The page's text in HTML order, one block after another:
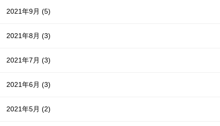
2021年9月(5)
2021年8月(3)
2021年7月(3)
2021年6月(3)
2021年5月(2)